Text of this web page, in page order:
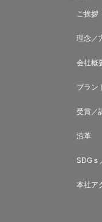
ご挨拶
理念／
会社概
ブラン
受賞／
沿革
SDGｓ
本社ア